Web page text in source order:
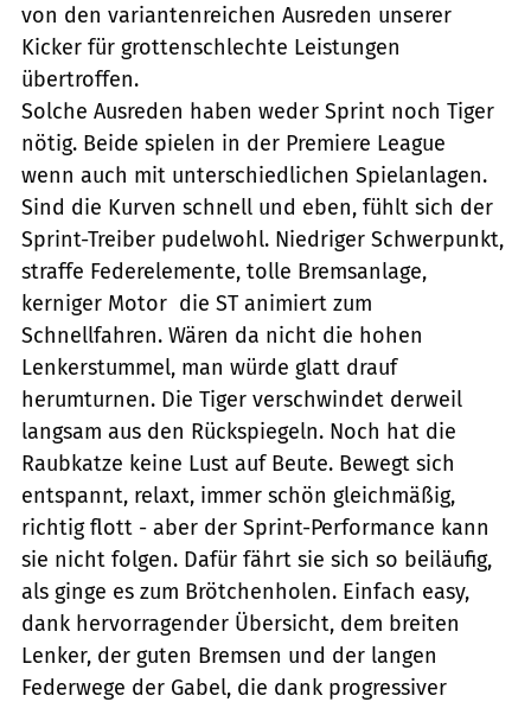
von den variantenreichen Ausreden unserer
Kicker für grottenschlechte Leistungen
übertroffen.
Solche Ausreden haben weder Sprint noch Tiger
nötig. Beide spielen in der Premiere League 
wenn auch mit unterschiedlichen Spielanlagen.
Sind die Kurven schnell und eben, fühlt sich der
Sprint-Treiber pudelwohl. Niedriger Schwerpunkt,
straffe Federelemente, tolle Bremsanlage,
kerniger Motor  die ST animiert zum
Schnellfahren. Wären da nicht die hohen
Lenkerstummel, man würde glatt drauf
herumturnen. Die Tiger verschwindet derweil
langsam aus den Rückspiegeln. Noch hat die
Raubkatze keine Lust auf Beute. Bewegt sich
entspannt, relaxt, immer schön gleichmäßig,
richtig flott - aber der Sprint-Performance kann
sie nicht folgen. Dafür fährt sie sich so beiläufig,
als ginge es zum Brötchenholen. Einfach easy,
dank hervorragender Übersicht, dem breiten
Lenker, der guten Bremsen und der langen
Federwege der Gabel, die dank progressiver